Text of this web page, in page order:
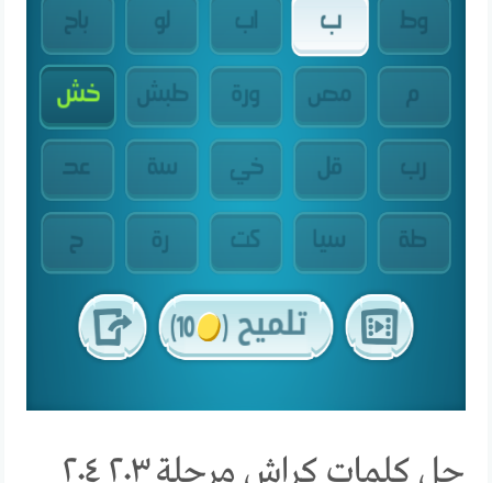
حل كلمات كراش مرحلة ٢٠٣ ٢٠٤